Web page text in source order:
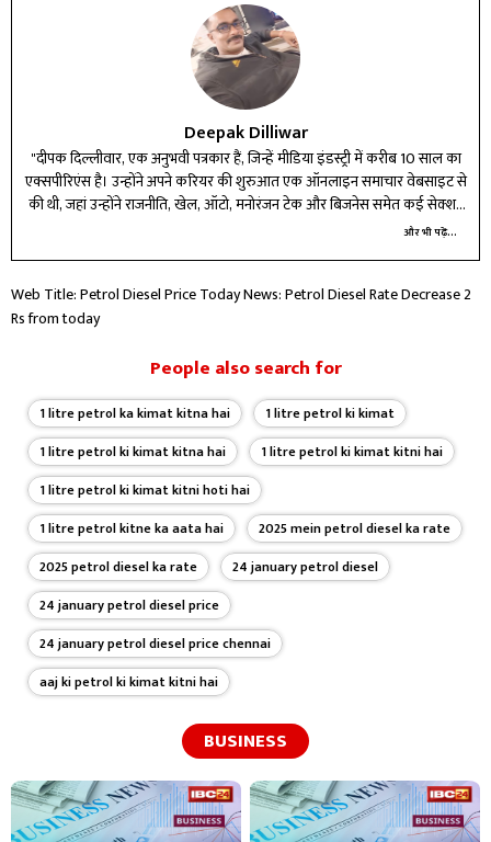
Deepak Dilliwar
"दीपक दिल्लीवार, एक अनुभवी पत्रकार हैं, जिन्हें मीडिया इंडस्ट्री में करीब 10 साल का
एक्सपीरिएंस है। उन्होंने अपने करियर की शुरुआत एक ऑनलाइन समाचार वेबसाइट से
की थी, जहां उन्होंने राजनीति, खेल, ऑटो, मनोरंजन टेक और बिजनेस समेत कई सेक्शन
में काम किया। इन्हें राजनीति, खेल, मनोरंजगन, टेक्नोलॉजी, ऑटोमोबाइल और बिजनेस
पिछले 5 साल से IBC24 न्यूज पोर्टल पर लीडर के तौर पर काम कर रहे हैं। इन्हें अपनी
डेडिकेशन और अलर्टनेस के लिए जाना जाता है। इसी की वजह से वो पाठकों के लिए
देते हैं, जिससे इनकी फॉलोवर की संख्या में लगातार इजाफा हो रहा है। काम के इतर बात
मजा आता है। वो हेल्दी वर्क लाइफ बैलेंस करने में यकीन रखते हैं।"
और भी पढ़ें...
Web Title: Petrol Diesel Price Today News: Petrol Diesel Rate Decrease 2
Rs from today
People also search for
1 litre petrol ka kimat kitna hai
1 litre petrol ki kimat
1 litre petrol ki kimat kitna hai
1 litre petrol ki kimat kitni hai
1 litre petrol ki kimat kitni hoti hai
1 litre petrol kitne ka aata hai
2025 mein petrol diesel ka rate
2025 petrol diesel ka rate
24 january petrol diesel
24 january petrol diesel price
24 january petrol diesel price chennai
aaj ki petrol ki kimat kitni hai
BUSINESS